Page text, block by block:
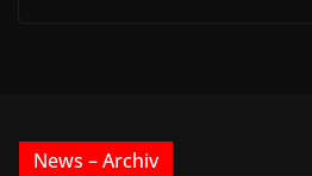
News – Archiv